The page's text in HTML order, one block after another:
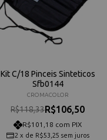
Kit C/18 Pinceis Sinteticos
Sfb0144
CROMACOLOR
R$118,33R$106,50
R$101,18 com PIX
2 x de R$53,25 sem juros